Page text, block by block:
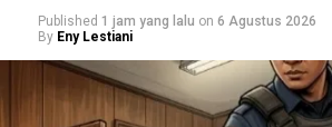
Published 1 jam yang lalu on 6 Agustus 2026
By Eny Lestiani